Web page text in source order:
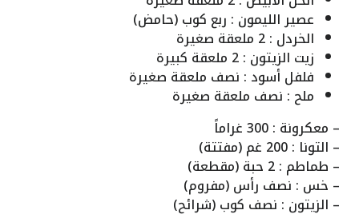
عصير الليمون : ربع كوب (حامض)
الخردل : 2 ملعقة صغيرة
زيت الزيتون : 2 ملعقة كبيرة
فلفل أسود : نصف ملعقة صغيرة
ملح : نصف ملعقة صغيرة
– معكرونة : 300 غراماً
– التونا : 200 غم (مفتتة)
– طماطم : 2 حبة (مقطعة)
– خس : نصف رأس (مفروم)
– الزيتون : نصف كوب (شرائح)